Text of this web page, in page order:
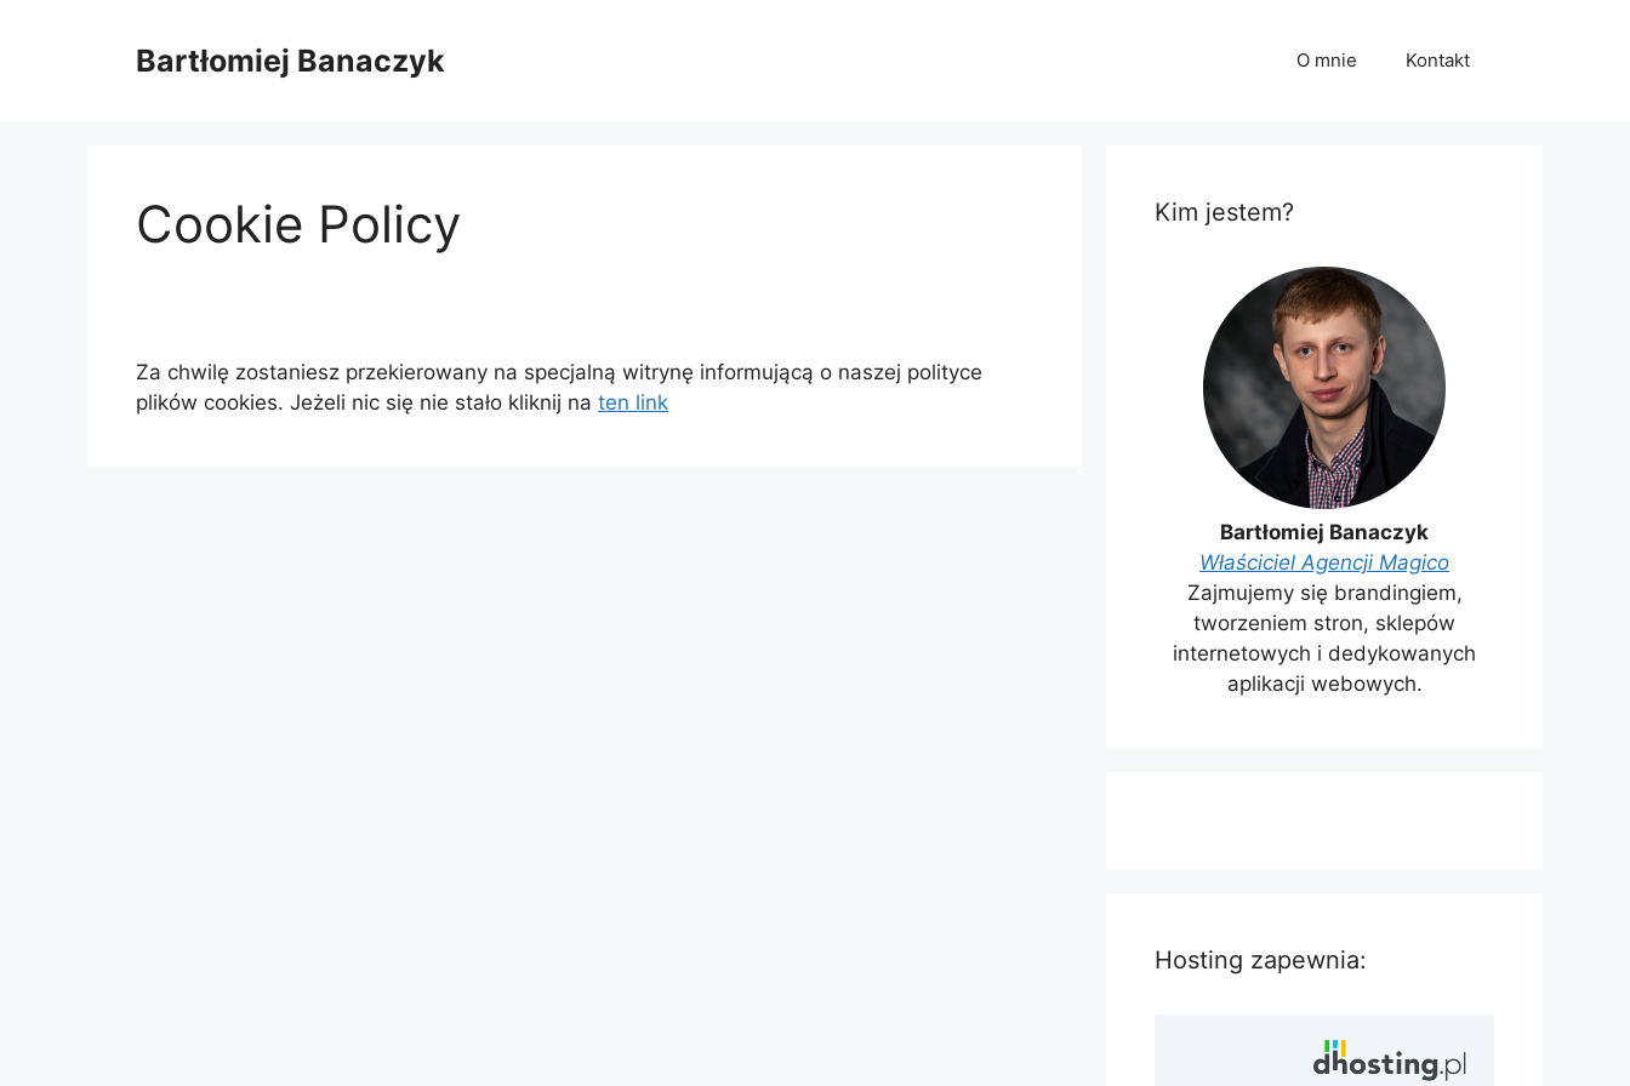
Bartłomiej Banaczyk O mnie Kontakt
Cookie Policy
Za chwilę zostaniesz przekierowany na specjalną witrynę informującą o naszej polityce
plików cookies. Jeżeli nic się nie stało kliknij na ten link
Kim jestem?
Bartłomiej Banaczyk
Właściciel Agencji Magico
Zajmujemy się brandingiem,
tworzeniem stron, sklepów
internetowych i dedykowanych
aplikacji webowych.
Hosting zapewnia: